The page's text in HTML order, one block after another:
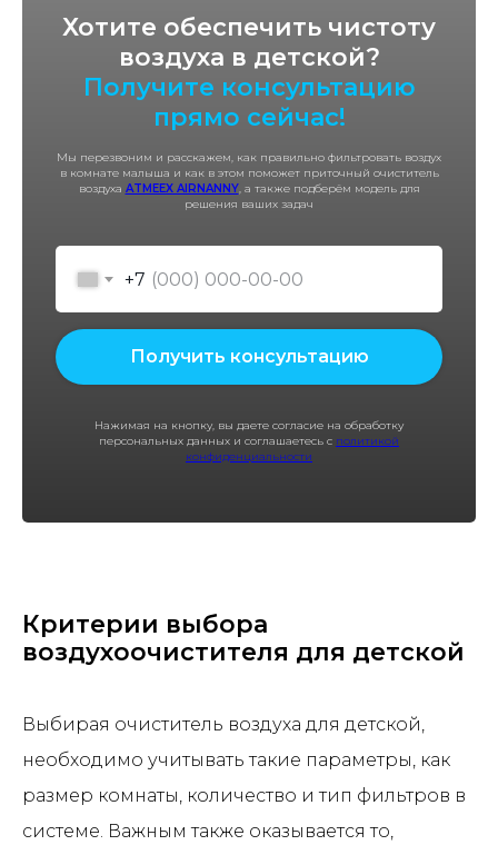
Хотите обеспечить чистоту
воздуха в детской?
Получите консультацию
прямо сейчас!
Мы перезвоним и расскажем, как правильно фильтровать воздух
в комнате малыша и как в этом поможет приточный очиститель
воздуха ATMEEX AIRNANNY, а также подберём модель для
решения ваших задач
+7
Получить консультацию
Нажимая на кнопку, вы даете согласие на обработку
персональных данных и соглашаетесь с политикой
конфиденциальности
Критерии выбора
воздухоочистителя для детской
Выбирая очиститель воздуха для детской,
необходимо учитывать такие параметры, как
размер комнаты, количество и тип фильтров в
системе. Важным также оказывается то,